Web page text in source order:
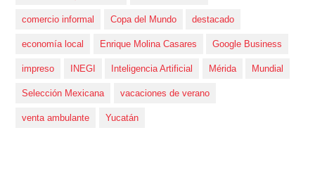
comercio informal Copa del Mundo destacado
economía local Enrique Molina Casares Google Business
impreso INEGI Inteligencia Artificial Mérida Mundial
Selección Mexicana vacaciones de verano
venta ambulante Yucatán